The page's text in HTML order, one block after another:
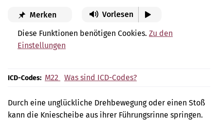
Merken Vorlesen
Diese Funktionen benötigen Cookies. Zu den
Einstellungen
ICD-Codes: M22 Was sind ICD-Codes?
Durch eine unglückliche Drehbewegung oder einen Stoß
kann die Kniescheibe aus ihrer Führungsrinne springen.